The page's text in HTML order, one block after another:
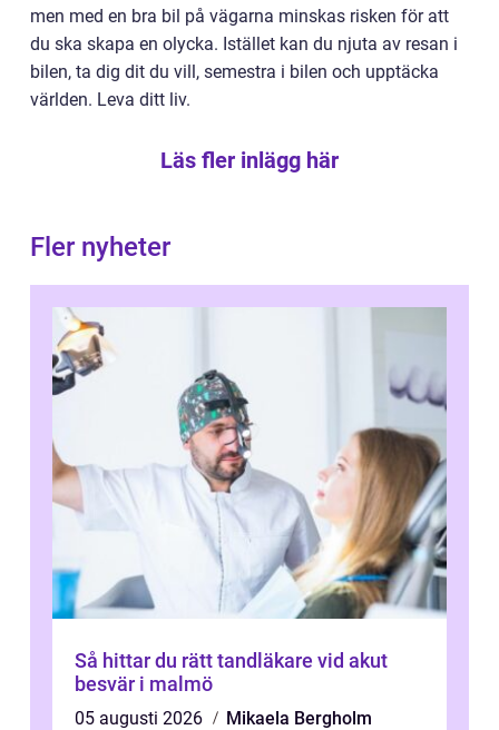
men med en bra bil på vägarna minskas risken för att
du ska skapa en olycka. Istället kan du njuta av resan i
bilen, ta dig dit du vill, semestra i bilen och upptäcka
världen. Leva ditt liv.
Läs fler inlägg här
Fler nyheter
Så hittar du rätt tandläkare vid akut
besvär i malmö
05 augusti 2026
Mikaela Bergholm